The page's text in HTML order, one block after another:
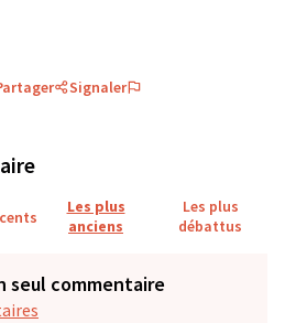
Signaler
Les plus
anciens
Les plus
débattus
seul commentaire